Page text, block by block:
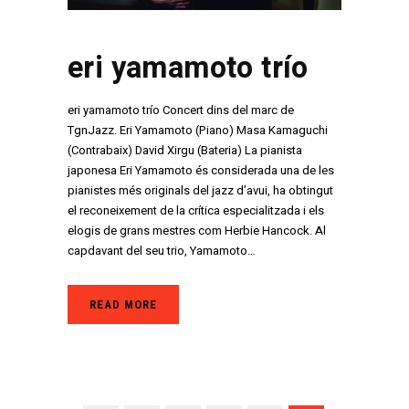
eri yamamoto trío
eri yamamoto trío Concert dins del marc de
TgnJazz. Eri Yamamoto (Piano) Masa Kamaguchi
(Contrabaix) David Xirgu (Bateria) La pianista
japonesa Eri Yamamoto és considerada una de les
pianistes més originals del jazz d’avui, ha obtingut
el reconeixement de la crítica especialitzada i els
elogis de grans mestres com Herbie Hancock. Al
capdavant del seu trio, Yamamoto…
READ MORE